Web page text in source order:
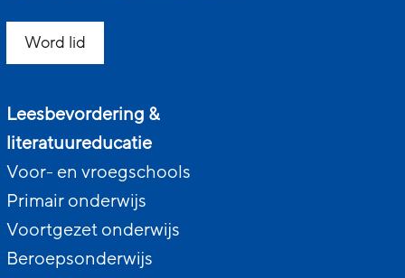
Word lid
Leesbevordering &
literatuureducatie
Voor- en vroegschools
Primair onderwijs
Voortgezet onderwijs
Beroepsonderwijs